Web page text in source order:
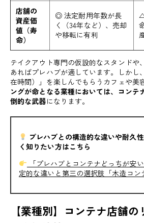
店舗の
資産価
値（寿
命）
◎ 法定耐用年数が長
く（34年など）、売却
や移転に有利
テイクアウト専門の仮設的なスタンドや
あればプレハブが適しています。しかし
在時間）」を楽しんでもらうカフェや美
ングが命となる業種においては、コンテ
倒的な武器になります。
プレハブとの構造的な違いや耐久
く知りたい方はこちら
「プレハブとコンテナどっちが安
定的な違いと第三の選択肢「木造コン
【業種別】コンテナ店舗